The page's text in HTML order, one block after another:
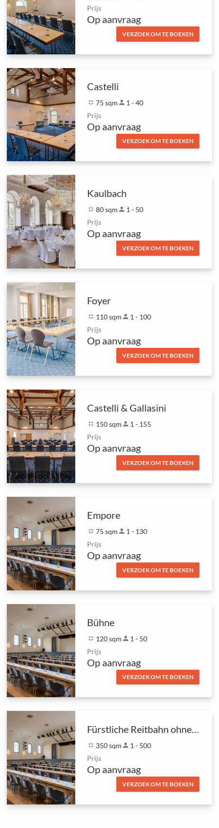
Prijs
Op aanvraag
VERZOEK OM TE BOEKEN
Castelli
fullscreen_exit 75 sqmperson 1 - 40
Prijs
Op aanvraag
VERZOEK OM TE BOEKEN
Kaulbach
fullscreen_exit 80 sqmperson 1 - 50
Prijs
Op aanvraag
VERZOEK OM TE BOEKEN
Foyer
fullscreen_exit 110 sqmperson 1 - 100
Prijs
Op aanvraag
VERZOEK OM TE BOEKEN
Castelli & Gallasini
fullscreen_exit 150 sqmperson 1 - 155
Prijs
Op aanvraag
VERZOEK OM TE BOEKEN
Empore
fullscreen_exit 75 sqmperson 1 - 130
Prijs
Op aanvraag
VERZOEK OM TE BOEKEN
Bühne
fullscreen_exit 120 sqmperson 1 - 50
Prijs
Op aanvraag
VERZOEK OM TE BOEKEN
Fürstliche Reitbahn ohne Bühne und Empore
fullscreen_exit 350 sqmperson 1 - 500
Prijs
Op aanvraag
VERZOEK OM TE BOEKEN